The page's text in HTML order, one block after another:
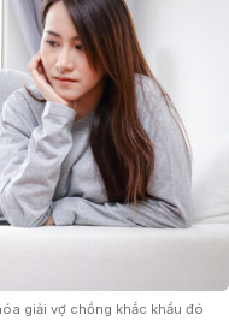
giải vợ chồng khắc khẩu đó